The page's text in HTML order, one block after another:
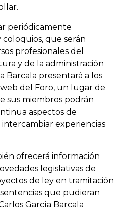
periódicamente
coloquios, que serán
profesionales del
y de la administración
Barcala presentará a los
del Foro, un lugar de
sus miembros podrán
aspectos de
experiencias
ofrecerá información
legislativas de
de ley en tramitación
que pudieran
García Barcala